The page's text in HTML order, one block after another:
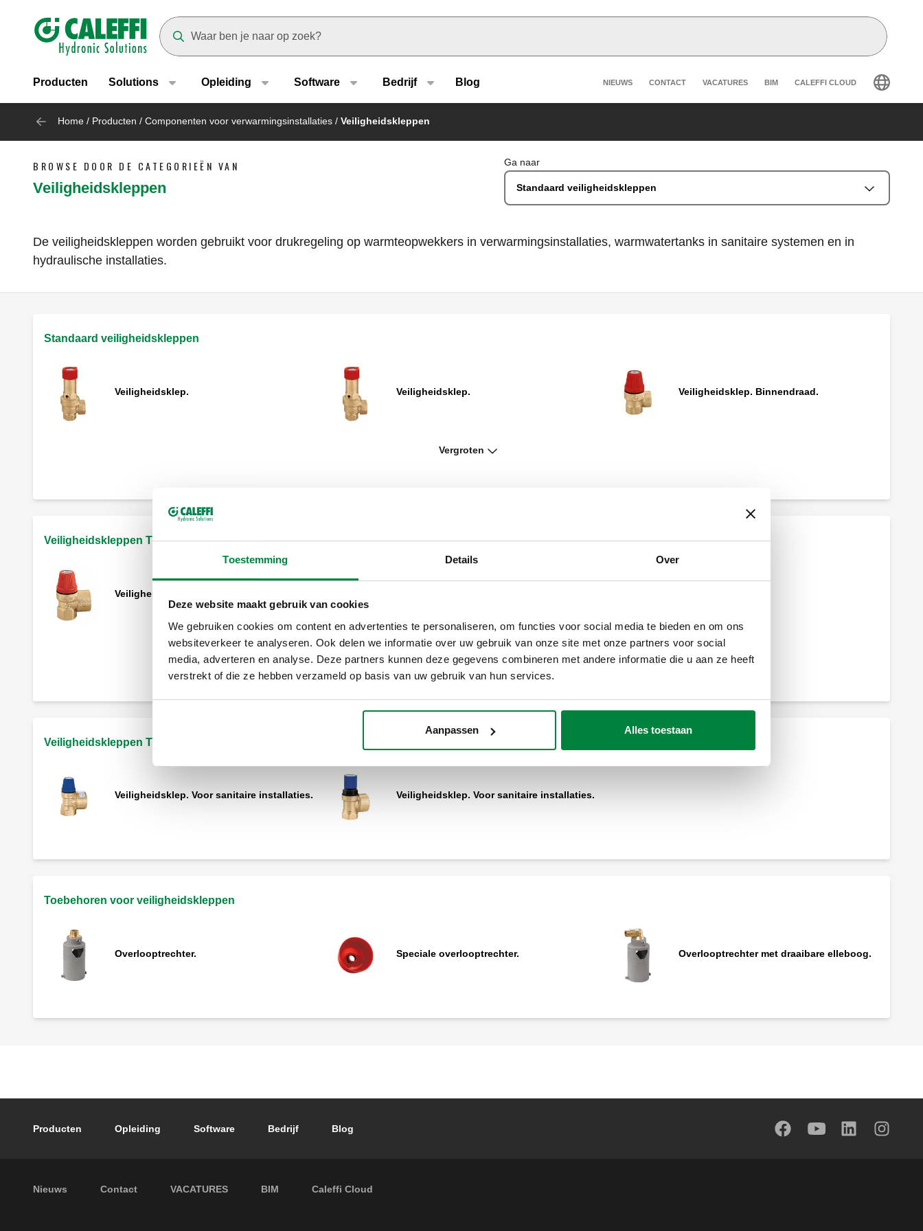
Toestemming Details Over
Deze website maakt gebruik van cookies
We gebruiken cookies om content en advertenties te personaliseren, om functies voor social media te bieden en om ons
websiteverkeer te analyseren. Ook delen we informatie over uw gebruik van onze site met onze partners voor social
media, adverteren en analyse. Deze partners kunnen deze gegevens combineren met andere informatie die u aan ze heeft
verstrekt of die ze hebben verzameld op basis van uw gebruik van hun services.
Aanpassen Alles toestaan
Header main navigation
Producten Solutions Opleiding Software Bedrijf Blog Header secondary navigation
NIEUWS CONTACT VACATURES BIM CALEFFI CLOUD
Home / Producten / Componenten voor verwarmingsinstallaties / Veiligheidskleppen
BROWSE DOOR DE CATEGORIEËN VAN
Veiligheidskleppen
Ga naar
Standaard veiligheidskleppen
De veiligheidskleppen worden gebruikt voor drukregeling op warmteopwekkers in verwarmingsinstallaties, warmwatertanks in sanitaire systemen en in
hydraulische installaties.
Standaard veiligheidskleppen
Veiligheidsklep. Veiligheidsklep. Veiligheidsklep. Binnendraad.
Veiligheidsklep. Binnendraad. Met
Vergroten
Veiligheidskleppen TÜV
Veiligheidsklep.
Veiligheidsklep. Veiligheidsklep. Veiligheidsklep.
Vergroten
Veiligheidskleppen TÜV sanitair
Veiligheidsklep. Voor sanitaire installaties. Veiligheidsklep. Voor sanitaire installaties.
Toebehoren voor veiligheidskleppen
Overlooptrechter. Speciale overlooptrechter. Overlooptrechter met draaibare elleboog.
Footer main navigation
Producten Opleiding Software Bedrijf Blog
Footer secondary navigation
Nieuws Contact VACATURES BIM Caleffi Cloud